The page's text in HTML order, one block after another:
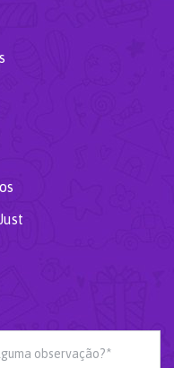
observação?*